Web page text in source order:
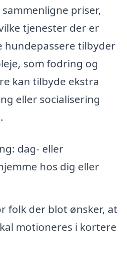
priser,
tjenester der er
hundepassere tilbyder
som fodring og
kan tilbyde ekstra
eller socialisering
dag- eller
hos dig eller
folk der blot ønsker, at
motioneres i kortere